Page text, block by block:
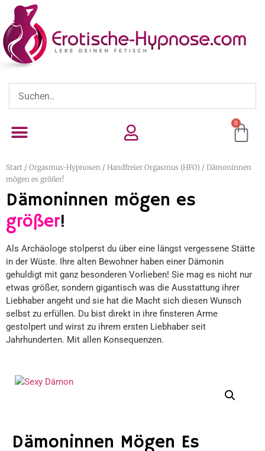
0
Start / Orgasmus-Hypnosen / Handfreier Orgasmus (HFO) / Dämoninnen
mögen es größer!
Dämoninnen mögen es
größer!
Als Archäologe stolperst du über eine längst vergessene Stätte
in der Wüste. Ihre alten Bewohner haben einer Dämonin
gehuldigt mit ganz besonderen Vorlieben! Sie mag es nicht nur
etwas größer, sondern gigantisch was die Ausstattung ihrer
Liebhaber angeht und sie hat die Macht sich diesen Wunsch
selbst zu erfüllen. Du bist direkt in ihre finsteren Arme
gestolpert und wirst zu ihrem ersten Liebhaber seit
Jahrhunderten. Mit allen Konsequenzen.
Dämoninnen Mögen Es